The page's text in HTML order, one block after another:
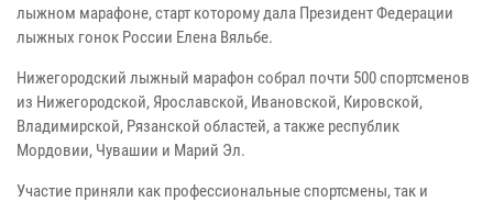
лыжном марафоне, старт которому дала Президент Федерации
лыжных гонок России Елена Вяльбе.
Нижегородский лыжный марафон собрал почти 500 спортсменов
из Нижегородской, Ярославской, Ивановской, Кировской,
Владимирской, Рязанской областей, а также республик
Мордовии, Чувашии и Марий Эл.
Участие приняли как профессиональные спортсмены, так и